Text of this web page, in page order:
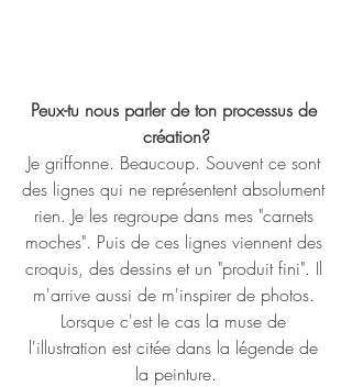
Peux-tu nous parler de ton processus de
création?
Je griffonne. Beaucoup. Souvent ce sont
des lignes qui ne représentent absolument
rien. Je les regroupe dans mes "carnets
moches". Puis de ces lignes viennent des
croquis, des dessins et un "produit fini". Il
m'arrive aussi de m'inspirer de photos.
Lorsque c'est le cas la muse de
l'illustration est citée dans la légende de
la peinture.